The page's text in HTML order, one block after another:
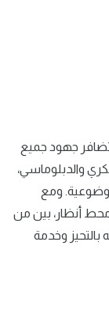
تضافر جهود جميع
والدبلوماسي،
ومع
محط أنظار، بين من
بالتحيز وخدمة